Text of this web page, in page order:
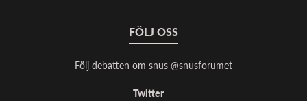
FÖLJ OSS
Följ debatten om snus @snusforumet
Twitter